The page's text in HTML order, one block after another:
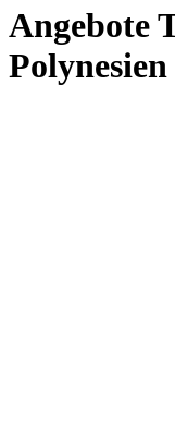
Angebote
Polynesien